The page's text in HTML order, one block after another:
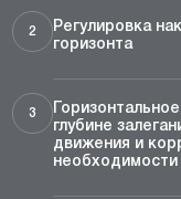
2
Регулировка
горизонта
3
глубине
движения и
необходимости